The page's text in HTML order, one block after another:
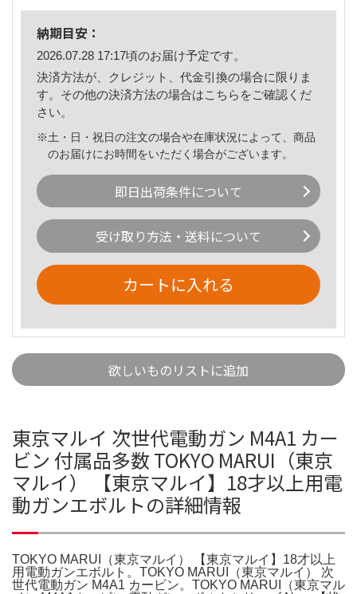
納期目安：
2026.07.28 17:17頃のお届け予定です。
決済方法が、クレジット、代金引換の場合に限りま
す。その他の決済方法の場合はこちら をご確認くだ
さい。
※土・日・祝日の注文の場合や在庫状況によって、商品
のお届けにお時間をいただく場合がございます。
即日出荷条件について
受け取り方法・送料について
カートに入れる
欲しいものリストに追加
東京マルイ 次世代電動ガン M4A1 カー
ビン 付属品多数 TOKYO MARUI（東京
マルイ） 【東京マルイ】18才以上用電
動ガンエボルトの詳細情報
TOKYO MARUI（東京マルイ） 【東京マルイ】18才以上
用電動ガンエボルト。TOKYO MARUI（東京マルイ） 次
世代電動ガン M4A1 カービン。TOKYO MARUI（東京マル